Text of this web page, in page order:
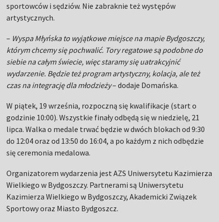
sportowców i sędziów. Nie zabraknie też występów
artystycznych.
– Wyspa Młyńska to wyjątkowe miejsce na mapie Bydgoszczy,
którym chcemy się pochwalić. Tory regatowe są podobne do
siebie na całym świecie, więc staramy się uatrakcyjnić
wydarzenie. Będzie też program artystyczny, kolacja, ale też
czas na integrację dla młodzieży– dodaje Domańska.
W piątek, 19 września, rozpoczną się kwalifikacje (start o
godzinie 10:00). Wszystkie finały odbędą się w niedzielę, 21
lipca. Walka o medale trwać będzie w dwóch blokach od 9:30
do 12:04 oraz od 13:50 do 16:04, a po każdym z nich odbędzie
się ceremonia medalowa.
Organizatorem wydarzenia jest AZS Uniwersytetu Kazimierza
Wielkiego w Bydgoszczy. Partnerami są Uniwersytetu
Kazimierza Wielkiego w Bydgoszczy, Akademicki Związek
Sportowy oraz Miasto Bydgoszcz.